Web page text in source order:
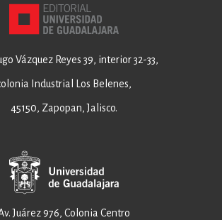
Vázquez Reyes 39, interior 32-33,
Industrial Los Belenes,
45150, Zapopan, Jalisco.
Juárez 976, Colonia Centro